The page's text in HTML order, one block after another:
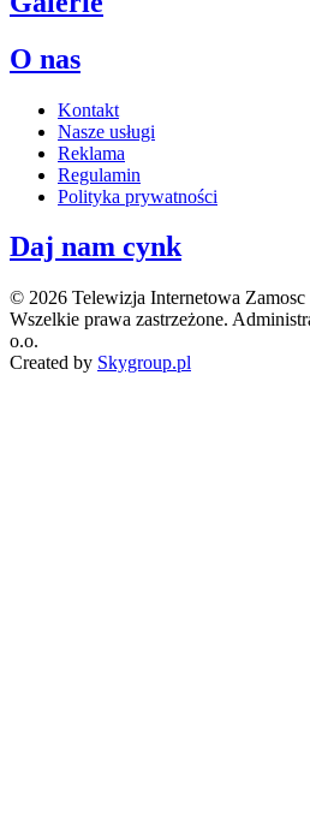
O nas
Kontakt
Nasze usługi
Reklama
Regulamin
Polityka prywatności
Daj nam cynk
© 2026 Telewizja Internetowa Zamosc
Wszelkie prawa zastrzeżone.
o.o.
Created by Skygroup.pl